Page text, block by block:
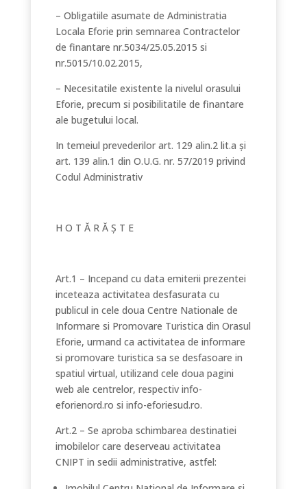
– Obligatiile asumate de Administratia
Locala Eforie prin semnarea Contractelor
de finantare nr.5034/25.05.2015 si
nr.5015/10.02.2015,
– Necesitatile existente la nivelul orasului
Eforie, precum si posibilitatile de finantare
ale bugetului local.
In temeiul prevederilor art. 129 alin.2 lit.a și
art. 139 alin.1 din O.U.G. nr. 57/2019 privind
Codul Administrativ
H O T Ă R Ă Ș T E
Art.1 – Incepand cu data emiterii prezentei
inceteaza activitatea desfasurata cu
publicul in cele doua Centre Nationale de
Informare si Promovare Turistica din Orasul
Eforie, urmand ca activitatea de informare
si promovare turistica sa se desfasoare in
spatiul virtual, utilizand cele doua pagini
web ale centrelor, respectiv info-
eforienord.ro si info-eforiesud.ro.
Art.2 – Se aproba schimbarea destinatiei
imobilelor care deserveau activitatea
CNIPT in sedii administrative, astfel: